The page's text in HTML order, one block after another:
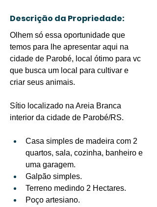
Descrição da Propriedade:
Olhem só essa oportunidade que
temos para lhe apresentar aqui na
cidade de Parobé, local ótimo para vc
que busca um local para cultivar e
criar seus animais.
Sítio localizado na Areia Branca
interior da cidade de Parobé/RS.
Casa simples de madeira com 2
quartos, sala, cozinha, banheiro e
uma garagem.
Galpão simples.
Terreno medindo 2 Hectares.
Poço artesiano.